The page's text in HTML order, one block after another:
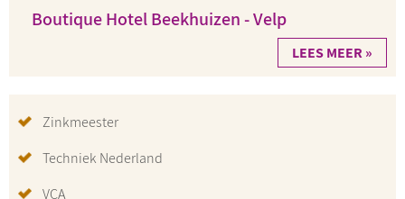
Boutique Hotel Beekhuizen - Velp
LEES MEER »
Zinkmeester
Techniek Nederland
VCA